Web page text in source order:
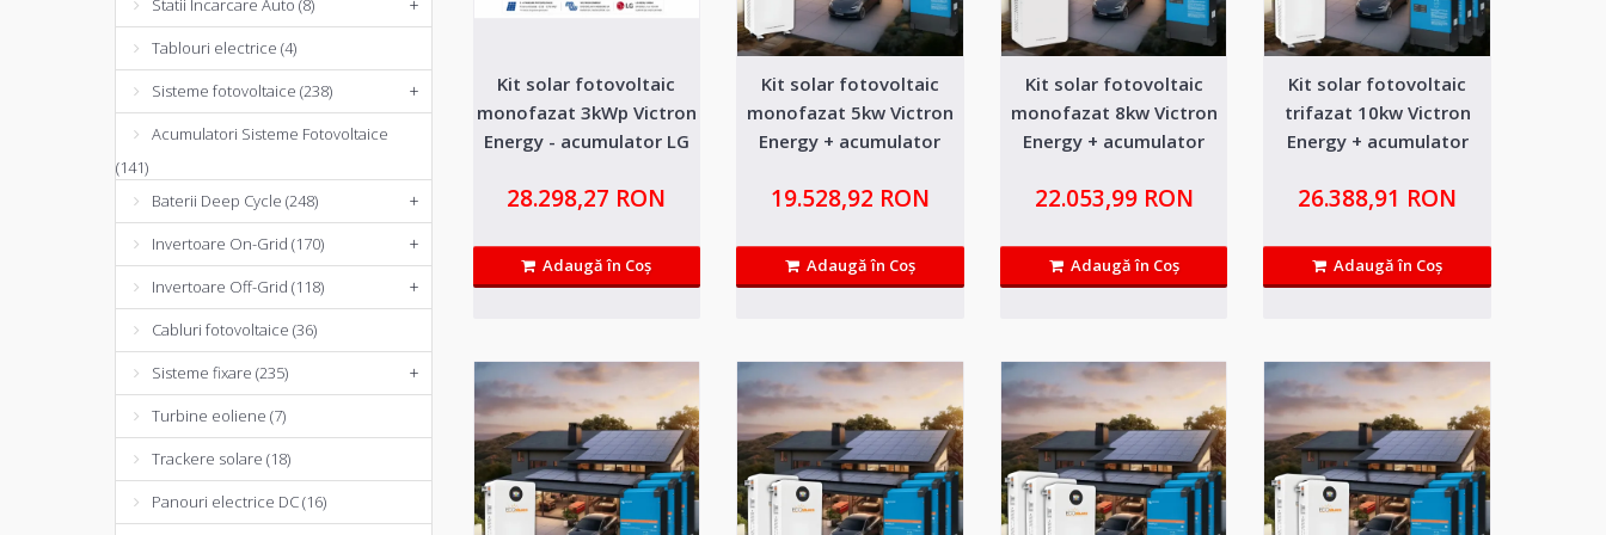
Statii Incarcare Auto (8)
+
Tablouri electrice (4)
Sisteme fotovoltaice (238)
+
Acumulatori Sisteme Fotovoltaice
(141)
Baterii Deep Cycle (248)
+
Invertoare On-Grid (170) +
Invertoare Off-Grid (118) +
Cabluri fotovoltaice (36)
Sisteme fixare (235)
+
Turbine eoliene (7)
Trackere solare (18)
Panouri electrice DC (16)
Kit solar fotovoltaic monofazat 3kw Victron
Energy + acumulator lifepo4 5kWh
Kit-ul contine echipamente profesionale de ultima generatie cu 5 ani garantie si
service in Romania...
9.329,10 RON
Compară produsul
Kit solar fotovoltaic monofazat 3kWp Victron
Energy - acumulator LG 10kWh
Kit solar fotovoltaic monofazat 3kWp Victron Energy - acumulator LG 10kWh
(SKU: ECO-KITTLG10kWh) est..
28.298,27 RON
Adaugă in Wishlist
Compară produsul
Kit solar fotovoltaic
monofazat 3kWp Victron
Energy - acumulator LG
28.298,27 RON
Adaugă în Coş
Kit solar fotovoltaic
monofazat 5kw Victron
Energy + acumulator
19.528,92 RON
Adaugă în Coş
Kit solar fotovoltaic
monofazat 8kw Victron
Energy + acumulator
22.053,99 RON
Adaugă în Coş
Kit solar fotovoltaic
trifazat 10kw Victron
Energy + acumulator
26.388,91 RON
Adaugă în Coş